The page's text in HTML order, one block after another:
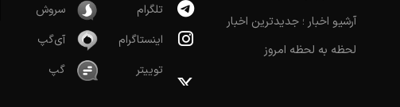
آرشیو اخبار ؛ جدیدترین اخبار
لحظه به لحظه امروز
تلگرام
اینستاگرام
توییتر
سروش
آی‌گپ
گپ